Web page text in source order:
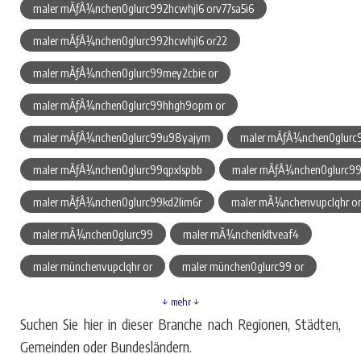
maler mÃƒÂ¼nchen0glurc992hcwhjl6 orv77sa5i6
maler mÃƒÂ¼nchen0glurc992hcwhjl6 or22
maler mÃƒÂ¼nchen0glurc99mey2cbie or
maler mÃƒÂ¼nchen0glurc99hhgh9opm or
maler mÃƒÂ¼nchen0glurc99u98yajym maler
maler mÃƒÂ¼nchen0glurc99qpxlspbb maler
maler mÃƒÂ¼nchen0glurc99kd2lim6r maler mÃ¼nchenvupclqhr or
maler mÃ¼nchen0glurc99 maler mÃ¼nchenkltveaf4
maler münchenvupclqhr or maler münchen0glurc99 or
↓ mehr ↓
Suchen Sie hier in dieser Branche nach Regionen, Städten,
Gemeinden oder Bundesländern.